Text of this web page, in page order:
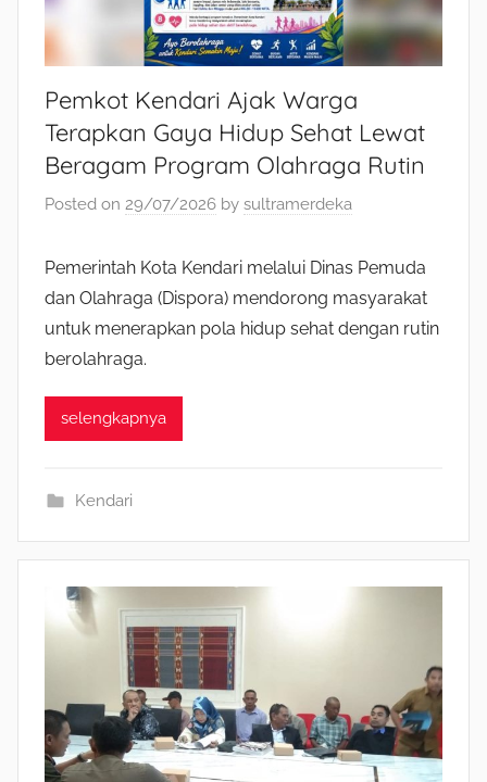
Pemkot Kendari Ajak Warga
Terapkan Gaya Hidup Sehat Lewat
Beragam Program Olahraga Rutin
Posted on 29/07/2026 by sultramerdeka
Pemerintah Kota Kendari melalui Dinas Pemuda
dan Olahraga (Dispora) mendorong masyarakat
untuk menerapkan pola hidup sehat dengan rutin
berolahraga.
selengkapnya
Kendari